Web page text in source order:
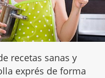
recetas sanas y
exprés de forma